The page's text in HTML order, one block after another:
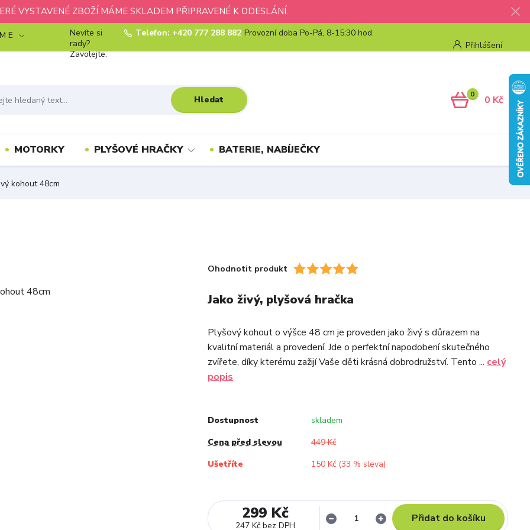
VYSTAVENÉ ZBOŽÍ MÁME SKLADEM PŘIPRAVENÉ K ODESLÁNÍ.
E
Přihlášení
Hledat
Nevíte si
rady?
Zavolejte.
Telefon: +420 777 288 882 Provozní doba Po-Pá, 8-15:30 hod.
0 0 Kč
MOTORKY PLYŠOVÉ HRAČKY BATERIE, NABÍJEČKY
kohout 48cm
Ohodnotit produkt
Jako živý, plyšová hračka
Plyšový kohout o výšce 48 cm je proveden jako živý s důrazem na
kvalitní materiál a provedení. Jde o perfektní napodobení skutečného
zvířete, díky kterému zažijí Vaše děti krásná dobrodružství. Tento ... celý
popis
Dostupnost
skladem
Cena před slevou
449 Kč
Ušetříte
150 Kč (33 % sleva)
299 Kč
247 Kč bez DPH
Přidat do košíku